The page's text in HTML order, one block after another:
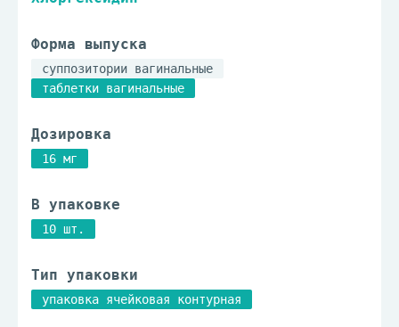
Форма выпуска
суппозитории вагинальные
таблетки вагинальные
Дозировка
16 мг
В упаковке
10 шт.
Тип упаковки
упаковка ячейковая контурная